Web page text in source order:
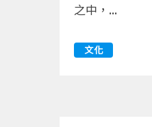
之中，...
文化